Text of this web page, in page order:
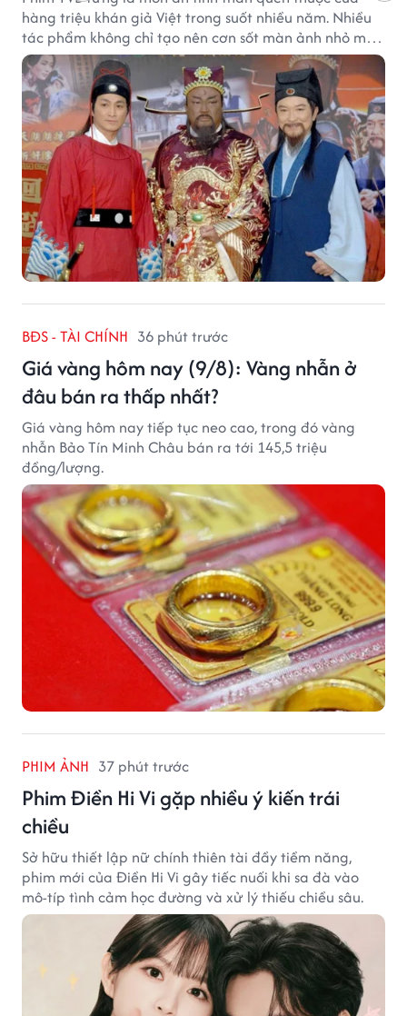
hàng triệu khán giả Việt trong suốt nhiều năm. Nhiều
tác phẩm không chỉ tạo nên cơn sốt màn ảnh nhỏ mà
còn trở thành ký ức khó quên của cả một thế hệ.
BĐS - TÀI CHÍNH 36 phút trước
Giá vàng hôm nay (9/8): Vàng nhẫn ở
đâu bán ra thấp nhất?
Giá vàng hôm nay tiếp tục neo cao, trong đó vàng
nhẫn Bảo Tín Minh Châu bán ra tới 145,5 triệu
đồng/lượng.
PHIM ẢNH 37 phút trước
Phim Điền Hi Vi gặp nhiều ý kiến trái
chiều
Sở hữu thiết lập nữ chính thiên tài đầy tiềm năng,
phim mới của Điền Hi Vi gây tiếc nuối khi sa đà vào
mô-típ tình cảm học đường và xử lý thiếu chiều sâu.